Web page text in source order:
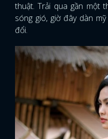
thuật. Trải qua gần một
sóng gió, giờ đây dàn
đổi.